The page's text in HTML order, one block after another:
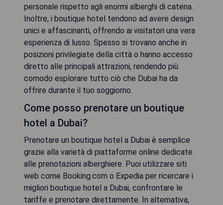
personale rispetto agli enormi alberghi di catena.
Inoltre, i boutique hotel tendono ad avere design
unici e affascinanti, offrendo ai visitatori una vera
esperienza di lusso. Spesso si trovano anche in
posizioni privilegiate della città o hanno accesso
diretto alle principali attrazioni, rendendo più
comodo esplorare tutto ciò che Dubai ha da
offrire durante il tuo soggiorno.
Come posso prenotare un boutique
hotel a Dubai?
Prenotare un boutique hotel a Dubai è semplice
grazie alla varietà di piattaforme online dedicate
alle prenotazioni alberghiere. Puoi utilizzare siti
web come Booking.com o Expedia per ricercare i
migliori boutique hotel a Dubai, confrontare le
tariffe e prenotare direttamente. In alternativa,